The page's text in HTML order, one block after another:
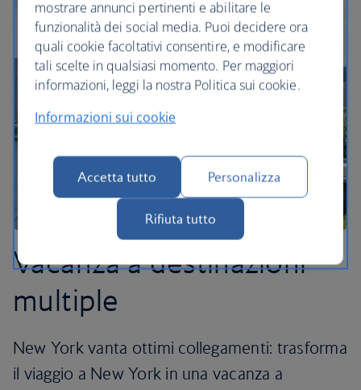
Vacanza a destinazioni
multiple
New York vanta ottimi collegamenti: trasforma
il viaggio a New York in una vacanza a
mostrare annunci pertinenti e abilitare le
funzionalità dei social media. Puoi decidere ora
quali cookie facoltativi consentire, e modificare
tali scelte in qualsiasi momento. Per maggiori
informazioni, leggi la nostra Politica sui cookie.
Informazioni sui cookie
Accetta tutto Personalizza
Rifiuta tutto